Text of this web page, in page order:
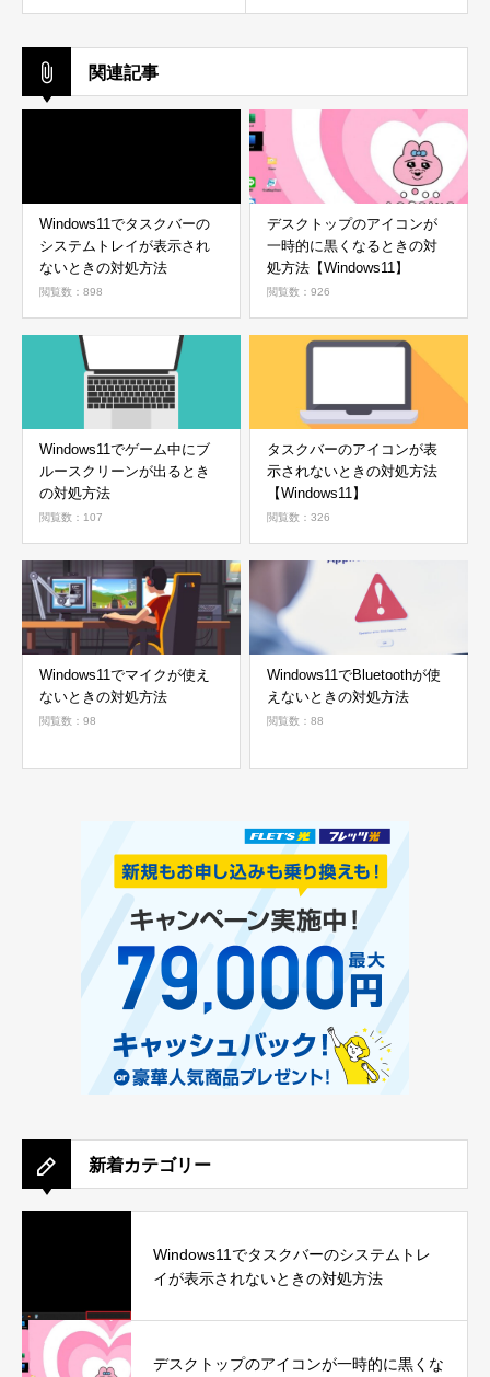
関連記事
Windows11でタスクバーの
システムトレイが表示され
ないときの対処方法
閲覧数：898
デスクトップのアイコンが
一時的に黒くなるときの対
処方法【Windows11】
閲覧数：926
Windows11でゲーム中にブ
ルースクリーンが出るとき
の対処方法
閲覧数：107
タスクバーのアイコンが表
示されないときの対処方法
【Windows11】
閲覧数：326
Windows11でマイクが使え
ないときの対処方法
閲覧数：98
Windows11でBluetoothが使
えないときの対処方法
閲覧数：88
新着カテゴリー
Windows11でタスクバーのシステムトレ
イが表示されないときの対処方法
デスクトップのアイコンが一時的に黒くな